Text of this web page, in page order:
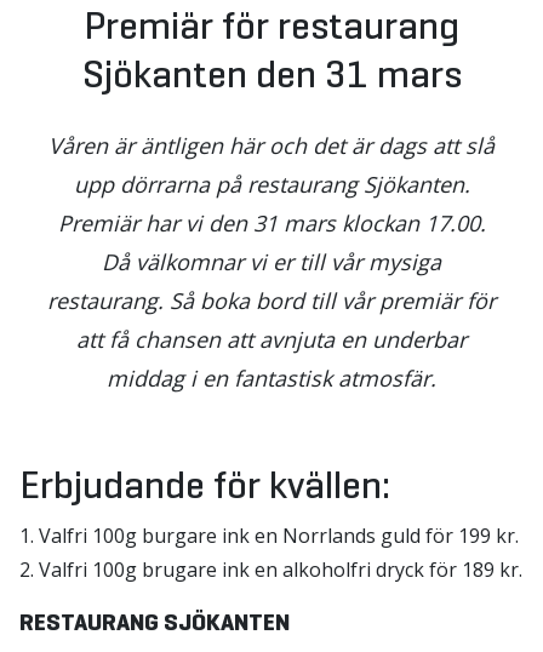
Premiär för restaurang
Sjökanten den 31 mars
Våren är äntligen här och det är dags att slå
upp dörrarna på restaurang Sjökanten.
Premiär har vi den 31 mars klockan 17.00.
Då välkomnar vi er till vår mysiga
restaurang. Så boka bord till vår premiär för
att få chansen att avnjuta en underbar
middag i en fantastisk atmosfär.
Erbjudande för kvällen:
1. Valfri 100g burgare ink en Norrlands guld för 199 kr.
2. Valfri 100g brugare ink en alkoholfri dryck för 189 kr.
RESTAURANG SJÖKANTEN